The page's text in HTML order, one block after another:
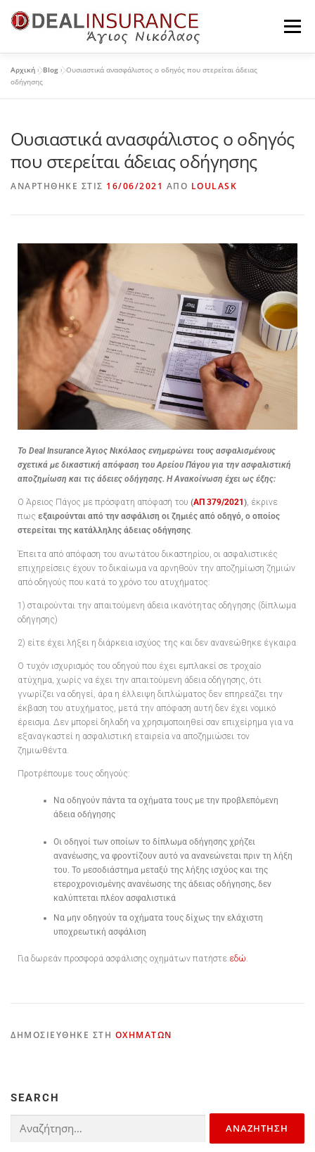
Μενού
Η ΕΤΑΙΡΕΊΑ
ΠΡΟΪΌΝΤΑ ΕΠΙΧΕΙΡΉΣΕΩΝ ΤΑ ΝΈΑ ΜΑΣ
ΕΠΙΚΟΙΝΩΝΊΑ
Αρχική »Blog »Ουσιαστικά ανασφάλιστος ο οδηγός που στερείται άδειας
οδήγησης
Ουσιαστικά ανασφάλιστος ο οδηγός
που στερείται άδειας οδήγησης
ΑΝΑΡΤΉΘΗΚΕ ΣΤΙΣ 16/06/2021 ΑΠΌ LOULASK
Το Deal Insurance Άγιος Νικόλαος ενημερώνει τους ασφαλισμένους
σχετικά με δικαστική απόφαση του Αρείου Πάγου για την ασφαλιστική
αποζημίωση και τις άδειες οδήγησης. Η Ανακοίνωση έχει ως έξης:
Ο Άρειος Πάγος με πρόσφατη απόφασή του (ΑΠ 379/2021 ), έκρινε
πως εξαιρούνται από την ασφάλιση οι ζημιές από οδηγό, ο οποίος
στερείται της κατάλληλης άδειας οδήγησης.
Έπειτα από απόφαση του ανωτάτου δικαστηρίου, οι ασφαλιστικές
επιχηρείσεις έχουν το δικαίωμα να αρνηθούν την αποζημίωση ζημιών
από οδηγούς που κατά το χρόνο του ατυχήματος:
1) σταιρούνται την απαιτούμενη άδεια ικανότητας οδήγησης (δίπλωμα
οδήγησης)
2) είτε έχει λήξει η διάρκεια ισχύος της και δεν ανανεώθηκε έγκαιρα
Ο τυχόν ισχυρισμός του οδηγού που έχει εμπλακεί σε τροχαίο
ατύχημα, χωρίς να έχει την απαιτούμενη άδεια οδήγησης, ότι
γνωρίζει να οδηγεί, άρα η έλλειψη διπλώματος δεν επηρεάζει την
έκβαση του ατυχήματος, μετά την απόφαση αυτή δεν έχει νομικό
έρεισμα. Δεν μπορεί δηλαδή να χρησιμοποιηθεί σαν επιχείρημα για να
εξαναγκαστεί η ασφαλιστική εταιρεία να αποζημιώσει τον
ζημιωθέντα.
Προτρέπουμε τους οδηγούς:
Να οδηγούν πάντα τα οχήματα τους με την προβλεπόμενη
άδεια οδήγησης
Οι οδηγοί των οποίων το δίπλωμα οδήγησης χρήζει
ανανέωσης, να φροντίζουν αυτό να ανανεώνεται πριν τη λήξη
του. Το μεσοδιάστημα μεταξύ της λήξης ισχύος και της
ετεροχρονισμένης ανανέωσης της άδειας οδήγησης, δεν
καλύπτεται πλέον ασφαλιστικά
Να μην οδηγούν τα οχήματα τους δίχως την ελάχιστη
υποχρεωτική ασφάλιση
Για δωρεάν προσφορά ασφάλισης οχημάτων πατήστε εδώ.
ΔΗΜΟΣΙΕΎΘΗΚΕ ΣΤΗ ΟΧΗΜΆΤΩΝ
SEARCH